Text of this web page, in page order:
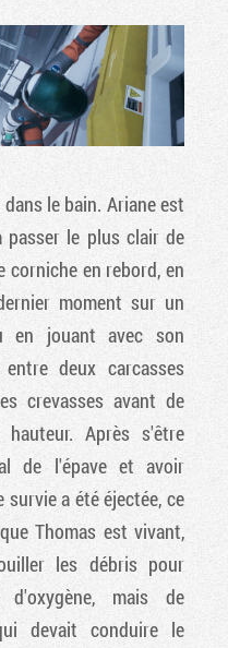
le bain. Ariane est
le plus clair de
corniche en rebord, en
moment sur un
en jouant avec son
deux carcasses
crevasses avant de
Après s'être
de l'épave et avoir
a été éjectée, ce
Thomas est vivant,
les débris pour
d'oxygène, mais de
devait conduire le